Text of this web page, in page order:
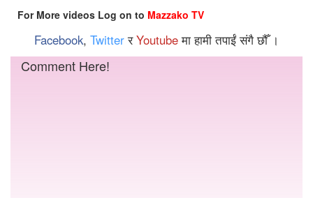
For More videos Log on to Mazzako TV
Facebook, TwitterरYoutubeमा हामी तपाईं संगै छौँ ।
Comment Here!